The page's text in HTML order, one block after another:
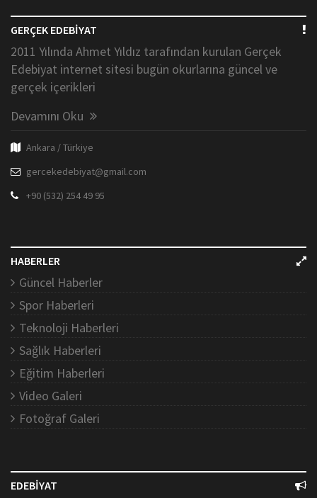
GERÇEK EDEBİYAT
2011 Yılında Ahmet Yıldız tarafından kurulan Gerçek
Edebiyat internet sitesi bugün okurlarına güncel ve
gerçek içerikleri
Devamını Oku
Ankara / Türkiye
gercekedebiyat@gmail.com
+90 (532) 254 49 95
HABERLER
Güncel Haberler
Spor Haberleri
Teknoloji Haberleri
Sağlık Haberleri
Eğitim Haberleri
Video Galeri
Fotoğraf Galeri
EDEBİYAT